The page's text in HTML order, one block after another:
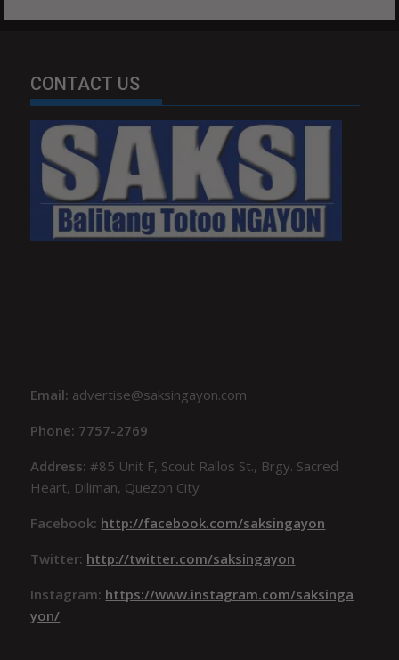
CONTACT US
Email: advertise@saksingayon.com
Phone: 7757-2769
Address:#85 Unit F, Scout Rallos St., Brgy. Sacred
Heart, Diliman, Quezon City
Facebook: http://facebook.com/saksingayon
Twitter: http://twitter.com/saksingayon
Instagram: https://www.instagram.com/saksinga
yon/